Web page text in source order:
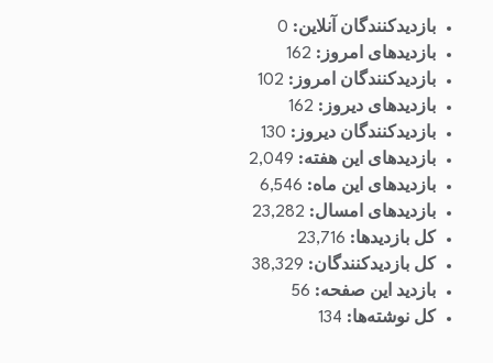
بازدیدکنندگان آنلاین: 0
بازدیدهای امروز: 162
بازدیدکنندگان امروز: 102
بازدیدهای دیروز: 162
بازدیدکنندگان دیروز: 130
بازدیدهای این هفته: 2,049
بازدیدهای این ماه: 6,546
بازدیدهای امسال: 23,282
کل بازدیدها: 23,716
کل بازدیدکنند‌گان: 38,329
بازدید این صفحه: 56
کل نوشته‌ها: 134